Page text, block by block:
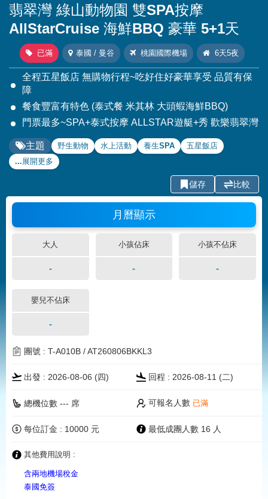
翡翠灣 綠山動物園 雙SPA按摩
AllStarCruise 海鮮BBQ 豪華 5+1天
已滿 泰國 / 曼谷 桃園國際機場 6天5夜
全程五星飯店 無購物行程~吃好住好豪華享受 品質有保
障
餐食豐富有特色 (泰式餐 米其林 大頭蝦海鮮BBQ)
門票最多~SPA+泰式按摩 ALLSTAR遊艇+秀 歡樂翡翠灣
主題 野生動物 水上活動 養生SPA
五星飯店
...展開更多
儲存 比較
月曆顯示
大人 小孩佔床 小孩不佔床
- - -
嬰兒不佔床
-
團號 : T-A010B / AT260806BKKL3
出發 : 2026-08-06 (四) 回程 : 2026-08-11 (二)
總機位數 --- 席 可報名人數 已滿
每位訂金 : 10000 元 最低成團人數 16 人
其他費用說明 :
含兩地機場稅金
泰國免簽